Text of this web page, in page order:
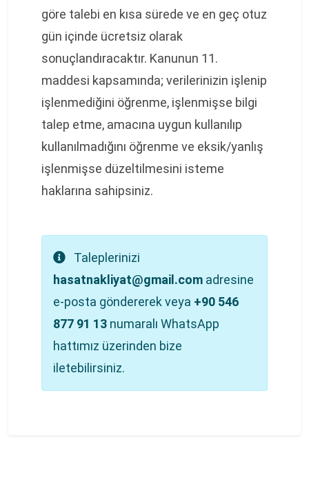
göre talebi en kısa sürede ve en geç otuz
gün içinde ücretsiz olarak
sonuçlandıracaktır. Kanunun 11.
maddesi kapsamında; verilerinizin işlenip
işlenmediğini öğrenme, işlenmişse bilgi
talep etme, amacına uygun kullanılıp
kullanılmadığını öğrenme ve eksik/yanlış
işlenmişse düzeltilmesini isteme
haklarına sahipsiniz.
Taleplerinizi
hasatnakliyat@gmail.com adresine
e-posta göndererek veya +90 546
877 91 13 numaralı WhatsApp
hattımız üzerinden bize
iletebilirsiniz.